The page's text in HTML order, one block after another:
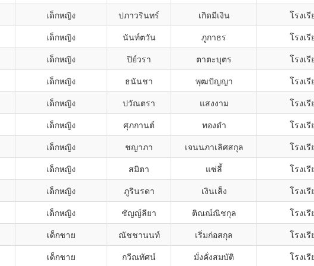
เด็กหญิง ปภาวรินทร์ เกิดมีเงิน
โรงเ
เด็กหญิง นันท์ตวัน ภูกาธร
โรงเ
เด็กหญิง ปิย์วรา ตาตะบุตร
โรงเ
เด็กหญิง ธนันชา พุฒปัญญา
โรงเ
เด็กหญิง ปวัณตรา แสงงาม
โรงเ
เด็กหญิง ศุภกานต์ ทองดำ
โรงเ
เด็กหญิง ชญาภา เจนนภาเลิศสกุล
โรงเ
เด็กหญิง สมิตา แซ่ลี้
โรงเ
เด็กหญิง ภูรินรดา เงินเส็ง
โรงเ
เด็กหญิง ชัญญ์ลียา ติณณ์ณิชกุล
โรงเ
เด็กชาย ณัชชานนท์ เริ่มก่อสกุล
โรงเ
เด็กชาย กวีณทัศน์ มั่งคั่งสมบัติ โรงเ